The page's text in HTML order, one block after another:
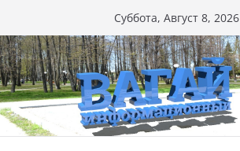
к
содержимому
Суббота, Август 8, 2026